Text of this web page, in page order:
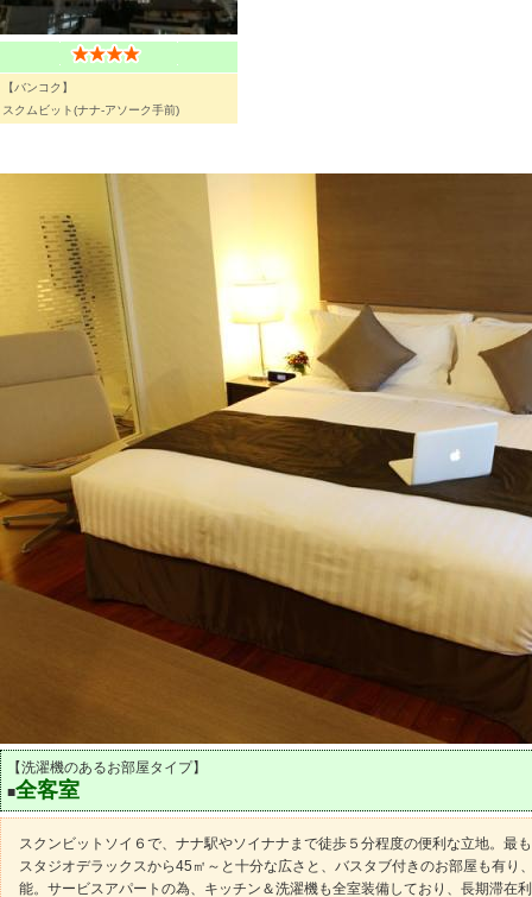
【バンコク】
スクムビット(ナナ-アソーク手前)
【洗濯機のあるお部屋タイプ】
■全客室
スクンビットソイ６で、ナナ駅やソイナナまで徒歩５分程度の便利な立地。最
スタジオデラックスから45㎡～と十分な広さと、バスタブ付きのお部屋も有り
能。サービスアパートの為、キッチン＆洗濯機も全室装備しており、長期滞在